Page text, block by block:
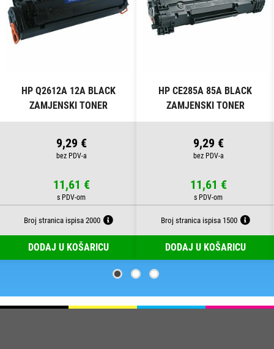
HP Q2612A 12A BLACK
ZAMJENSKI TONER
9,29 €
11,61 €
Broj stranica ispisa 2000
DODAJ U KOŠARICU
HP CE285A 85A BLACK
ZAMJENSKI TONER
9,29 €
11,61 €
Broj stranica ispisa 1500
DODAJ U KOŠARICU